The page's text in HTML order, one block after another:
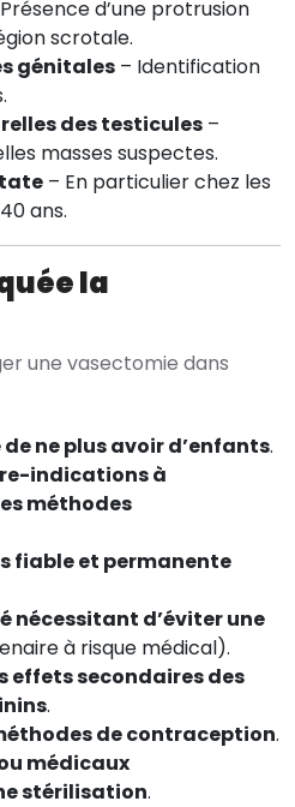
d’une protrusion
scrotale.
génitales – Identification
des testicules –
masses suspectes.
– En particulier chez les
ans.
la
une vasectomie dans
ne plus avoir d’enfants.
indications à
méthodes
fiable et permanente
nécessitant d’éviter une
à risque médical).
effets secondaires des
.
de contraception.
médicaux
stérilisation.